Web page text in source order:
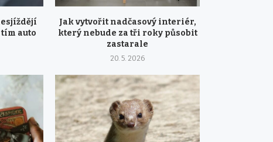
auto
Jak vytvořit nadčasový interiér,
který nebude za tři roky působit
zastarale
20. 5. 2026